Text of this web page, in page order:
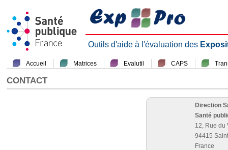
Outils d'aide à l'évaluation des
Accueil Matrices Evalutil CAPS
CONTACT
Direction
Santé
12, Rue du
94415
France